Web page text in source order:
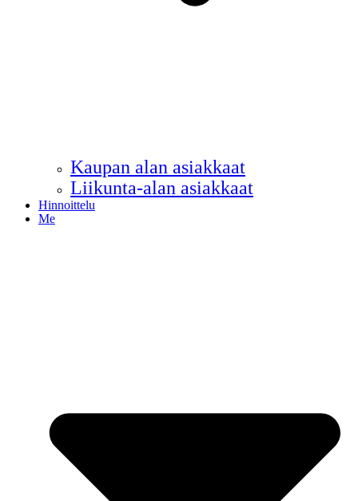
Kaupan alan asiakkaat
Liikunta-alan asiakkaat
Hinnoittelu
Me